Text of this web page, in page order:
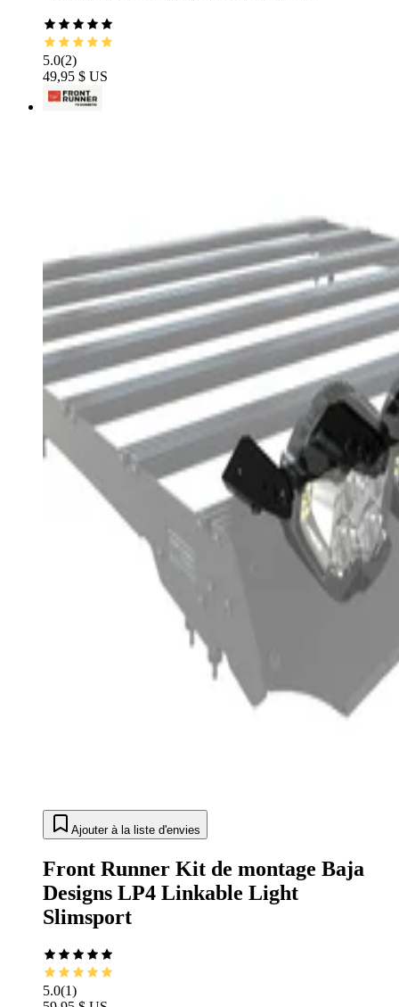
5.0(2)
49,95 $ US
Ajouter à la liste d'envies
Front Runner Kit de montage Baja
Designs LP4 Linkable Light
Slimsport
5.0(1)